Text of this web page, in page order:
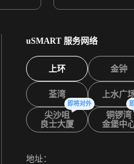
uSMART 服务网络
上环 金钟
荃湾 上水广
尖沙咀
良士大厦
即将对外
铜锣湾
金堡中
地址：